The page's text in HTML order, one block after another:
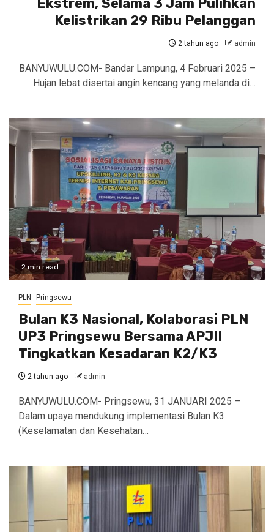
Kelistrikan 29 Ribu Pelanggan
2 tahun ago admin
BANYUWULU.COM- Bandar Lampung, 4 Februari 2025 –
Hujan lebat disertai angin kencang yang melanda di…
2 min read
PLN Pringsewu
Bulan K3 Nasional, Kolaborasi PLN
UP3 Pringsewu Bersama APJII
Tingkatkan Kesadaran K2/K3
2 tahun ago admin
BANYUWULU.COM- Pringsewu, 31 JANUARI 2025 –
Dalam upaya mendukung implementasi Bulan K3
(Keselamatan dan Kesehatan…